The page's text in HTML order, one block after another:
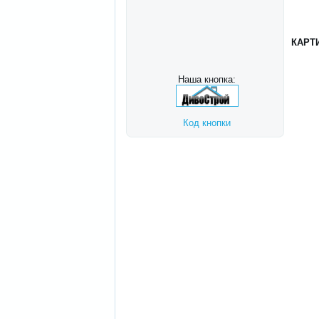
Наша кнопка:
Код кнопки